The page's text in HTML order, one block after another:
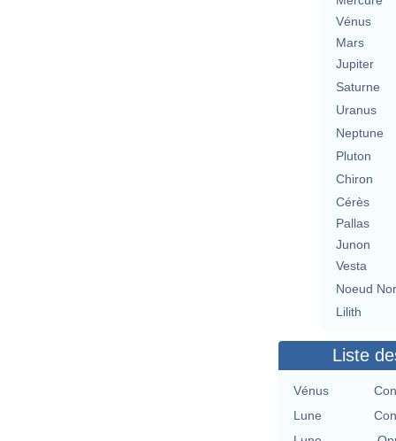
Vénus
Mars
Jupiter
Saturne
Uranus
Neptune
Pluton
Chiron
Cérès
Pallas
Junon
Vesta
Noeud
Lilith
Liste
Vénus
Lune